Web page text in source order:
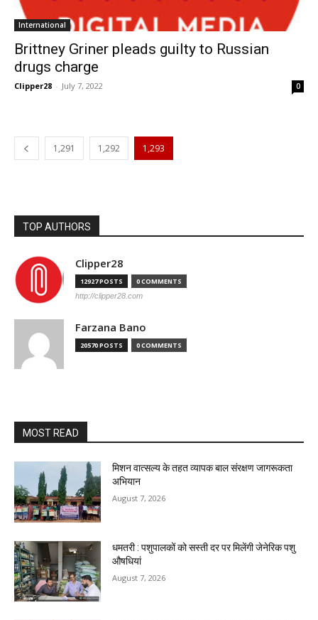
International
Brittney Griner pleads guilty to Russian
drugs charge
Clipper28 - July 7, 2022 0
1,291 1,292 1,293
TOP AUTHORS
Clipper28
12927 POSTS 0 COMMENTS
http://clipper28.com
Farzana Bano
20570 POSTS 0 COMMENTS
MOST READ
मिशन वात्सल्य के तहत व्यापक बाल संरक्षण जागरूकता
अभियान
August 7, 2026
धमतरी : पशुपालकों को सस्ती दर पर मिलेंगी जेनेरिक पशु
औषधियां
August 7, 2026